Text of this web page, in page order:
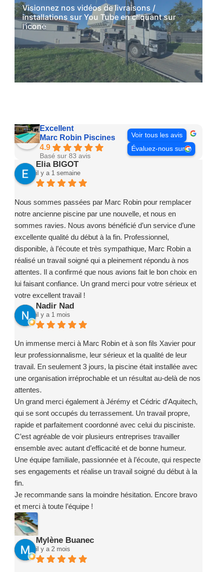
Visionnez nos vidéos de livraisons /
installations sur You Tube en cliquant sur
l'icone
YouTube
Excellent
Marc Robin Piscines
4.9
Basé sur 83 avis
Voir tous les avis
Évaluez-nous sur
Elia BIGOT
il y a 1 semaine
Nous sommes passées par Marc Robin pour remplacer
notre ancienne piscine par une nouvelle, et nous en
sommes ravies. Nous avons bénéficié d’un service d’une
excellente qualité du début à la fin. Professionnel,
disponible, à l’écoute et très sympathique, Marc Robin a
réalisé un travail soigné qui a pleinement répondu à nos
attentes. Il a confirmé que nous avions fait le bon choix en
lui faisant confiance. Un grand merci pour votre sérieux et
votre excellent travail !
Nadir Nad
il y a 1 mois
Un immense merci à Marc Robin et à son fils Xavier pour
leur professionnalisme, leur sérieux et la qualité de leur
travail. En seulement 3 jours, la piscine était installée avec
une organisation irréprochable et un résultat au-delà de nos
attentes.
Un grand merci également à Jérémy et Cédric d’Aquitech,
qui se sont occupés du terrassement. Un travail propre,
rapide et parfaitement coordonné avec celui du pisciniste.
C’est agréable de voir plusieurs entreprises travailler
ensemble avec autant d’efficacité et de bonne humeur.
Une équipe familiale, passionnée et à l’écoute, qui respecte
ses engagements et réalise un travail soigné du début à la
fin.
Je recommande sans la moindre hésitation. Encore bravo
et merci à toute l’équipe !
Mylène Buanec
il y a 2 mois